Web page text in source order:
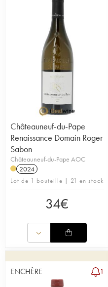
Châteauneuf-du-Pape
Renaissance Domain Roger
Sabon
Châteauneuf-du-Pape AOC
2024
Lot de 1 bouteille | 21 en stock
34€
ENCHÈRE 1